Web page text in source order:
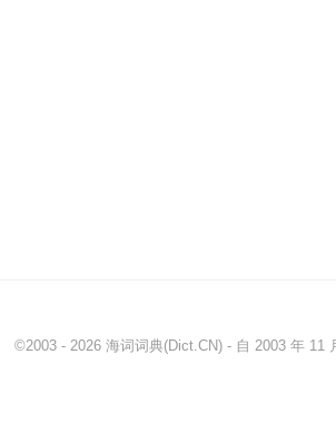
©2003 - 2026 海词词典(Dict.CN) - 自 2003 年 11